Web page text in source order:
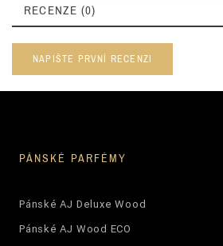
RECENZE (0)
NAPIŠTE PRVNÍ RECENZI
PÁNSKÉ PARFÉMY
Pánské AJ Deluxe Wood
Pánské AJ Wood ECO